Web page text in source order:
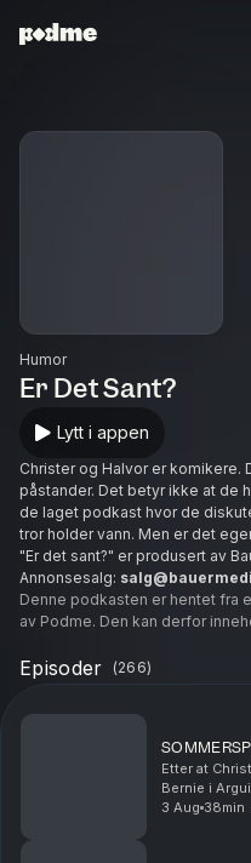
Humor
Er Det Sant?
Lytt i appen
Christer og Halvor er komikere.
påstander. Det betyr ikke at de
de laget podkast hvor de
tror holder vann. Men er det
"Er det sant?" er produsert av
Annonsesalg:
Ansvarlig redaktør: Kristoffer
Denne podkasten er hentet fra
av Podme. Den kan derfor
Episoder (266)
Etter at Christer og Halvor fikk sparken som Lollo og
Bernie i
på Brunstad. Dette er den
3 Aug 38min